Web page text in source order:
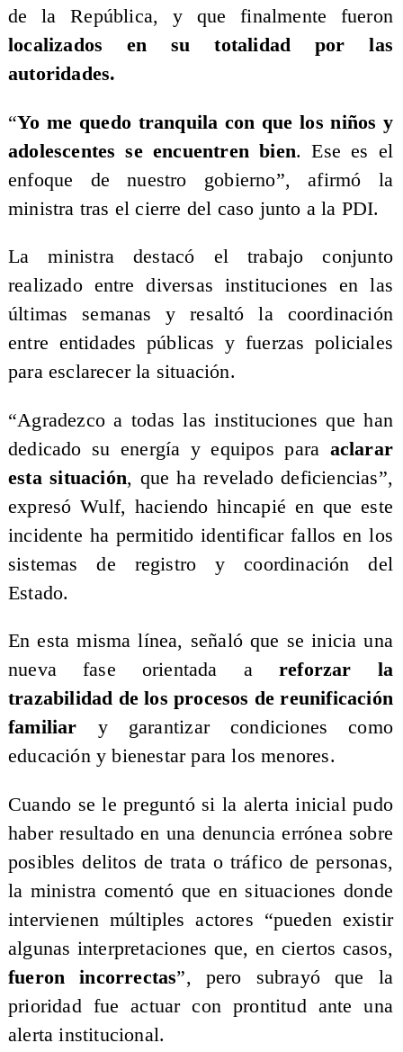
de la República, y que finalmente fueron
localizados en su totalidad por las
autoridades.
“Yo me quedo tranquila con que los niños y
adolescentes se encuentren bien. Ese es el
enfoque de nuestro gobierno”, afirmó la
ministra tras el cierre del caso junto a la PDI.
La ministra destacó el trabajo conjunto
realizado entre diversas instituciones en las
últimas semanas y resaltó la coordinación
entre entidades públicas y fuerzas policiales
para esclarecer la situación.
“Agradezco a todas las instituciones que han
dedicado su energía y equipos para aclarar
esta situación, que ha revelado deficiencias”,
expresó Wulf, haciendo hincapié en que este
incidente ha permitido identificar fallos en los
sistemas de registro y coordinación del
Estado.
En esta misma línea, señaló que se inicia una
nueva fase orientada a reforzar la
trazabilidad de los procesos de reunificación
familiar y garantizar condiciones como
educación y bienestar para los menores.
Cuando se le preguntó si la alerta inicial pudo
haber resultado en una denuncia errónea sobre
posibles delitos de trata o tráfico de personas,
la ministra comentó que en situaciones donde
intervienen múltiples actores “pueden existir
algunas interpretaciones que, en ciertos casos,
fueron incorrectas”, pero subrayó que la
prioridad fue actuar con prontitud ante una
alerta institucional.